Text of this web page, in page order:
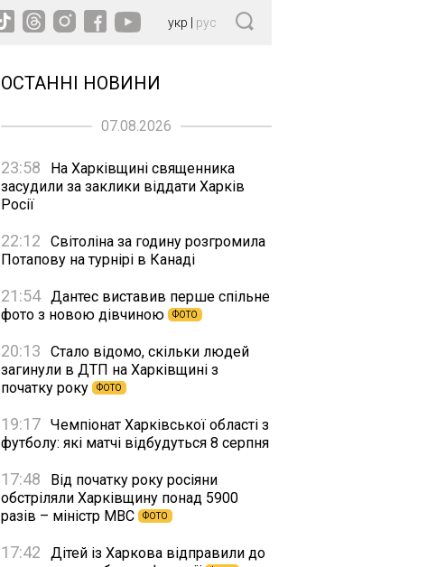
укр рус
ОСТАННІ НОВИНИ
07.08.2026
23:58
На Харківщині священника
засудили за заклики віддати Харків
Росії
22:12
Світоліна за годину розгромила
Потапову на турнірі в Канаді
21:54 Дантес виставив перше спільне
фото з новою дівчиною
ФОТО
20:13
Стало відомо, скільки людей
загинули в ДТП на Харківщині з
початку року
ФОТО
19:17 Чемпіонат Харківської області з
футболу: які матчі відбудуться 8 серпня
17:48
Від початку року росіяни
обстріляли Харківщину понад 5900
разів – міністр МВС
ФОТО
17:42
Дітей із Харкова відправили до